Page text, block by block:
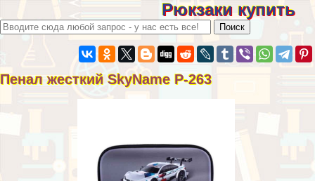
Рюкзаки купить
Пенал жесткий SkyName P-263